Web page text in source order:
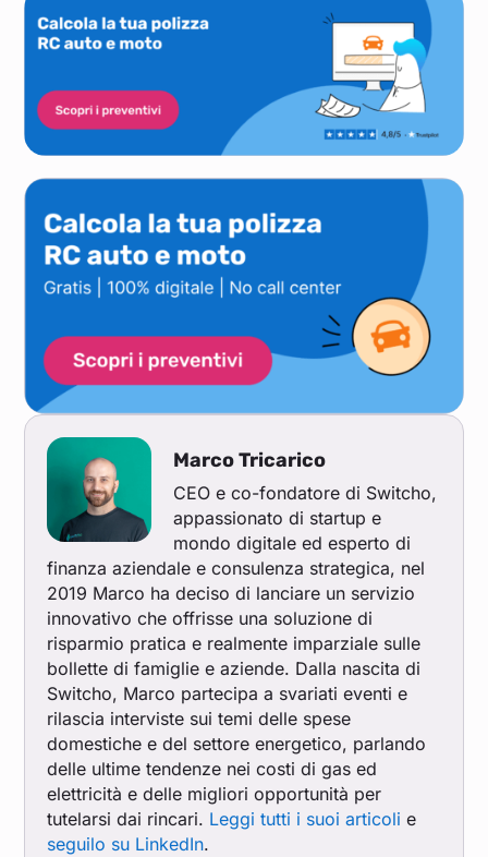
Marco Tricarico
CEO e co-fondatore di Switcho,
appassionato di startup e
mondo digitale ed esperto di
finanza aziendale e consulenza strategica, nel
2019 Marco ha deciso di lanciare un servizio
innovativo che offrisse una soluzione di
risparmio pratica e realmente imparziale sulle
bollette di famiglie e aziende. Dalla nascita di
Switcho, Marco partecipa a svariati eventi e
rilascia interviste sui temi delle spese
domestiche e del settore energetico, parlando
delle ultime tendenze nei costi di gas ed
elettricità e delle migliori opportunità per
tutelarsi dai rincari. Leggi tutti i suoi articoli e
seguilo su LinkedIn.